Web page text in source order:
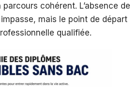
cohérent. L’absence de
impasse, mais le point de départ
qualifiée.